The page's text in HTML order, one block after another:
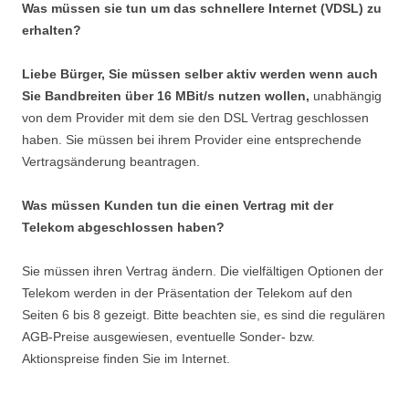
Was müssen sie tun um das schnellere Internet (VDSL) zu
erhalten?
Liebe Bürger, Sie müssen selber aktiv werden wenn auch
Sie Bandbreiten über 16 MBit/s nutzen wollen, unabhängig
von dem Provider mit dem sie den DSL Vertrag geschlossen
haben. Sie müssen bei ihrem Provider eine entsprechende
Vertragsänderung beantragen.
Was müssen Kunden tun die einen Vertrag mit der
Telekom abgeschlossen haben?
Sie müssen ihren Vertrag ändern. Die vielfältigen Optionen der
Telekom werden in der Präsentation der Telekom auf den
Seiten 6 bis 8 gezeigt. Bitte beachten sie, es sind die regulären
AGB-Preise ausgewiesen, eventuelle Sonder- bzw.
Aktionspreise finden Sie im Internet.